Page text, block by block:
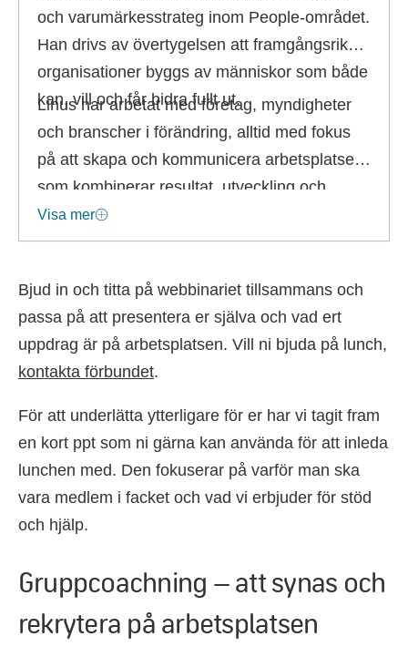
och varumärkesstrateg inom People-området.
Han drivs av övertygelsen att framgångsrika
organisationer byggs av människor som både
kan, vill och får bidra fullt ut.
Linus har arbetat med företag, myndigheter
och branscher i förändring, alltid med fokus
på att skapa och kommunicera arbetsplatser
som kombinerar resultat, utveckling och
engagemang. Han är ekonom från
Stockholms universitet.
Visa mer
Bjud in och titta på webbinariet tillsammans och
passa på att presentera er själva och vad ert
uppdrag är på arbetsplatsen. Vill ni bjuda på lunch,
kontakta förbundet.
För att underlätta ytterligare för er har vi tagit fram
en kort ppt som ni gärna kan använda för att inleda
lunchen med. Den fokuserar på varför man ska
vara medlem i facket och vad vi erbjuder för stöd
och hjälp.
Gruppcoachning – att synas och
rekrytera på arbetsplatsen